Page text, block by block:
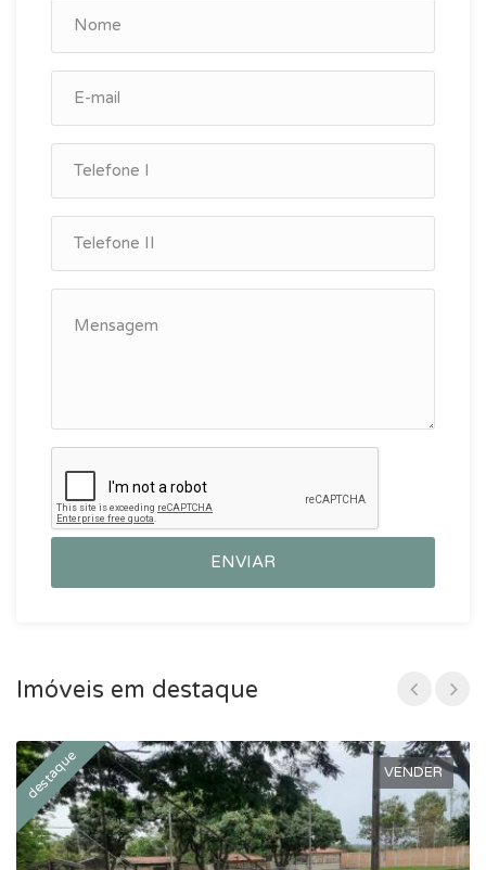
ENVIAR
Imóveis em destaque
destaque VENDER